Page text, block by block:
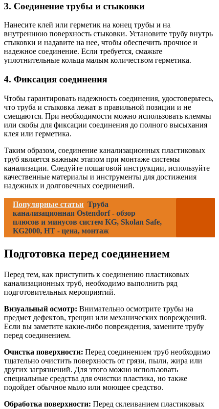
3. Соединение трубы и стыковки
Нанесите клей или герметик на конец трубы и на
внутреннюю поверхность стыковки. Установите трубу внутрь
стыковки и надавите на нее, чтобы обеспечить прочное и
надежное соединение. Если требуется, смажьте
уплотнительные кольца малым количеством герметика.
4. Фиксация соединения
Чтобы гарантировать надежность соединения, удостоверьтесь,
что труба и стыковка лежат в правильной позиции и не
смещаются. При необходимости можно использовать клеммы
или скобы для фиксации соединения до полного высыхания
клея или герметика.
Таким образом, соединение канализационных пластиковых
труб является важным этапом при монтаже системы
канализации. Следуйте пошаговой инструкции, используйте
качественные материалы и инструменты для достижения
надежных и долговечных соединений.
Популярные статьи Труба
канализационная Ostendorf - обзор
плюсов и минусов систем KG, Skolan Safe,
KG2000, HT - цена, монтаж
Подготовка перед соединением
Перед тем, как приступить к соединению пластиковых
канализационных труб, необходимо выполнить ряд
подготовительных мероприятий.
Визуальный осмотр: Внимательно осмотрите трубы на
предмет дефектов, трещин или механических повреждений.
Если вы заметите какие-либо повреждения, замените трубу
перед соединением.
Очистка поверхности: Перед соединением труб необходимо
тщательно очистить поверхность от грязи, пыли, жира или
других загрязнений. Для этого можно использовать
специальные средства для очистки пластика, но также
подойдет обычное мыло или моющее средство.
Обработка поверхности: Перед склеиванием пластиковых